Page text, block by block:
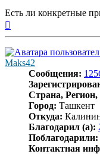
Есть ли конкретные
Maks42
Сообщения:
Страна, Регион,
Город: Ташкент
Откуда:
Благодарил (а):
Поблагодарили:
Контактная